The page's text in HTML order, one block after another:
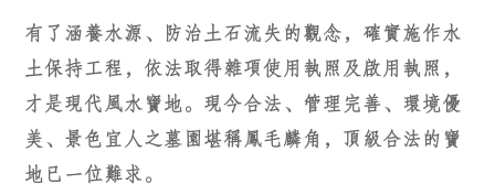
有了涵養水源、防治土石流失的觀念，確實施作水
土保持工程，依法取得雜項使用執照及啟用執照，
才是現代風水寶地。現今合法、管理完善、環境優
美、景色宜人之墓園堪稱鳳毛麟角，頂級合法的寶
地已一位難求。